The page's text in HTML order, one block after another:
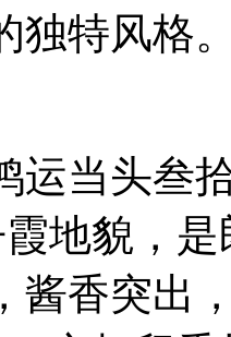
独特风格
运当头叁
地貌，
酱香突出